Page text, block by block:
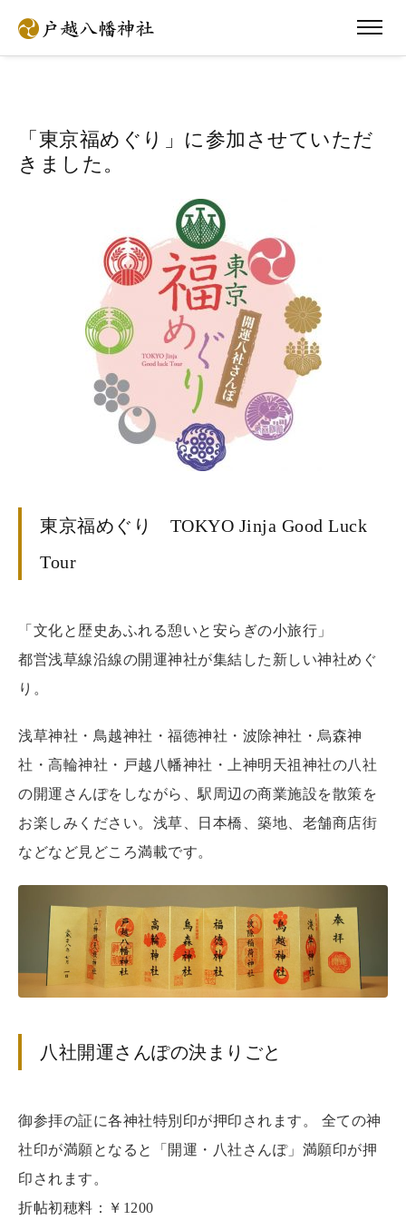
「東京福めぐり」に参加させていただ
きました。
東京福めぐり TOKYO Jinja Good Luck
Tour
「文化と歴史あふれる憩いと安らぎの小旅行」
都営浅草線沿線の開運神社が集結した新しい神社めぐ
り。
浅草神社・鳥越神社・福徳神社・波除神社・烏森神
社・高輪神社・戸越八幡神社・上神明天祖神社の八社
の開運さんぽをしながら、駅周辺の商業施設を散策を
お楽しみください。浅草、日本橋、築地、老舗商店街
などなど見どころ満載です。
八社開運さんぽの決まりごと
御参拝の証に各神社特別印が押印されます。 全ての神
社印が満願となると「開運・八社さんぽ」満願印が押
印されます。
折帖初穂料：￥1200